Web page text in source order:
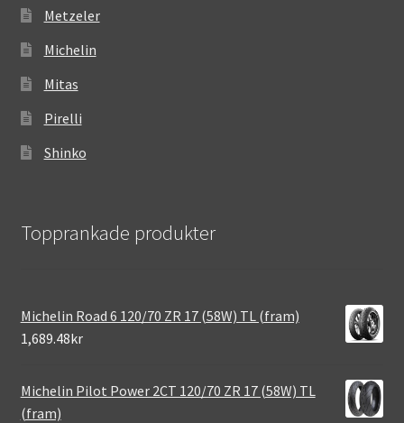
Metzeler
Michelin
Mitas
Pirelli
Shinko
Topprankade produkter
Michelin Road 6 120/70 ZR 17 (58W) TL (fram)
1,689.48kr
Michelin Pilot Power 2CT 120/70 ZR 17 (58W) TL
(fram)